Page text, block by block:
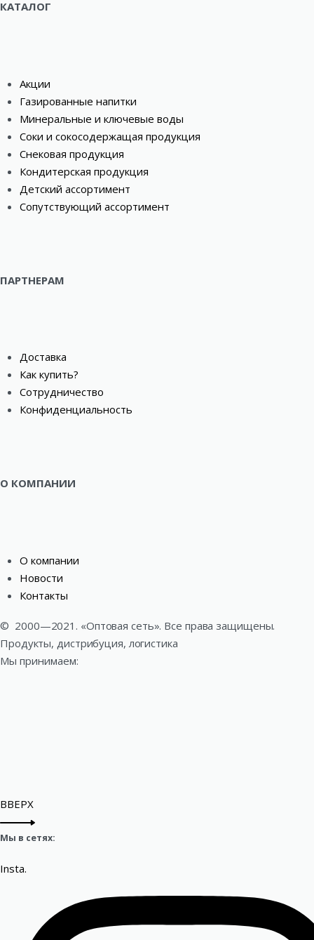
КАТАЛОГ
Акции
Газированные напитки
Минеральные и ключевые воды
Соки и сокосодержащая продукция
Снековая продукция
Кондитерская продукция
Детский ассортимент
Сопутствующий ассортимент
ПАРТНЕРАМ
Доставка
Как купить?
Сотрудничество
Конфиденциальность
О КОМПАНИИ
О компании
Новости
Контакты
© 2000—2021. «Оптовая сеть». Все права защищены.
Продукты, дистрибуция, логистика
Мы принимаем:
ВВЕРХ
Мы в сетях:
Insta.